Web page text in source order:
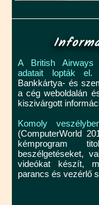
A British Airways
adatait lopták el.
Bankkártya- és
a cég weboldalán
kiszivárgott
Komoly
(ComputerWorld
kémprogram
beszélgetéseket,
videókat készít,
parancs és vezérlő